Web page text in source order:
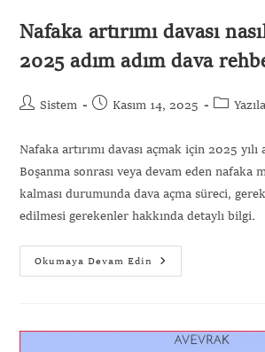
Nafaka artırımı davası
2025 adım adım dava
Sistem Kasım 14, 2025
Nafaka artırımı davası açmak için 2025 yılı
Boşanma sonrası veya devam eden nafaka
kalması durumunda dava açma süreci,
edilmesi gerekenler hakkında detaylı bilgi.
Okumaya Devam Edin